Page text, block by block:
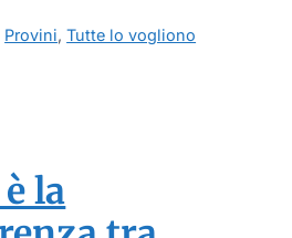
Provini,Tutte lo vogliono
la